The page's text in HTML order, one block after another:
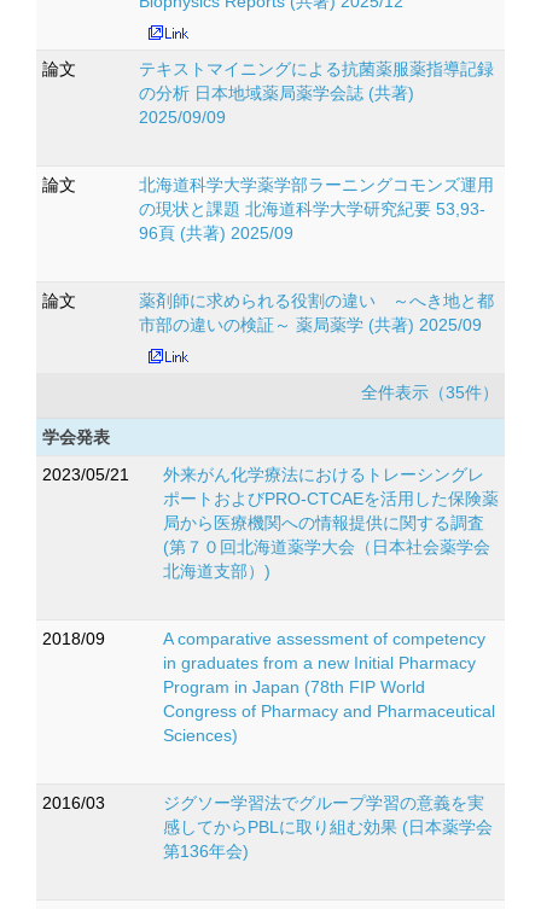
論文
テキストマイニングによる抗菌薬服薬指導記録
の分析 日本地域薬局薬学会誌 (共著)
2025/09/09
論文
北海道科学大学薬学部ラーニングコモンズ運用
の現状と課題 北海道科学大学研究紀要 53,93-
96頁 (共著) 2025/09
論文
薬剤師に求められる役割の違い ～へき地と都
市部の違いの検証～ 薬局薬学 (共著) 2025/09
全件表示（35件）
学会発表
2023/05/21
外来がん化学療法におけるトレーシングレ
ポートおよびPRO-CTCAEを活用した保険薬
局から医療機関への情報提供に関する調査
(第７０回北海道薬学大会（日本社会薬学会
北海道支部）)
2018/09
A comparative assessment of competency
in graduates from a new Initial Pharmacy
Program in Japan (78th FIP World
Congress of Pharmacy and Pharmaceutical
Sciences)
2016/03
ジグソー学習法でグループ学習の意義を実
感してからPBLに取り組む効果 (日本薬学会
第136年会)